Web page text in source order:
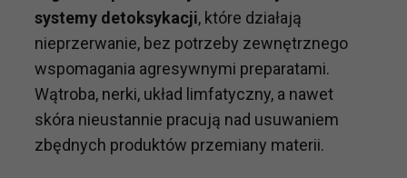
systemy detoksykacji, które działają
nieprzerwanie, bez potrzeby zewnętrznego
wspomagania agresywnymi preparatami.
Wątroba, nerki, układ limfatyczny, a nawet
skóra nieustannie pracują nad usuwaniem
zbędnych produktów przemiany materii.